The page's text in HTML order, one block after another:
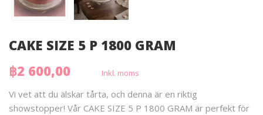
CAKE SIZE 5 P 1800 GRAM
฿2 600,00
Inkl. moms
Vi vet att du älskar tårta, och denna är en riktig
showstopper! Vår CAKE SIZE 5 P 1800 GRAM är perfekt för